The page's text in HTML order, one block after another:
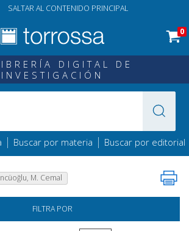
SALTAR AL CONTENIDO PRINCIPAL
0
DIGITAL DE
INVESTIGACIÓN
| Buscar por materia | Buscar por editorial
M. Cemal
FILTRA POR